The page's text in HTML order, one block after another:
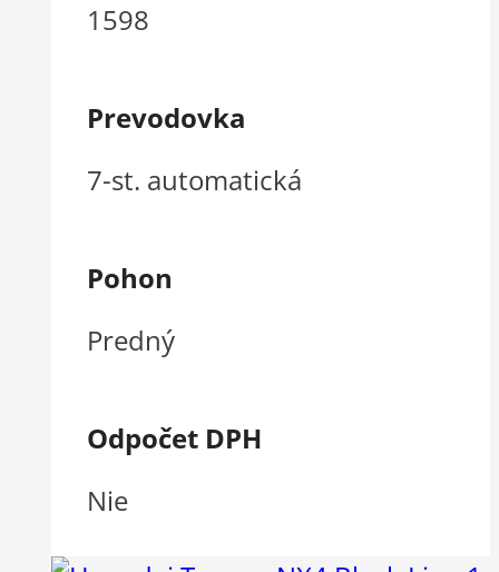
1598
Prevodovka
7-st. automatická
Pohon
Predný
Odpočet DPH
Nie